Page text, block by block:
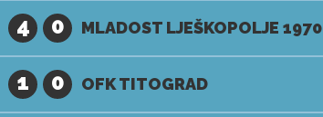
4 0 MLADOST LJEŠKOPOLJE 1970
1 0 OFK TITOGRAD